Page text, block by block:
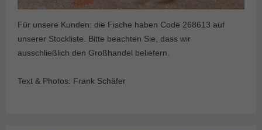
Für unsere Kunden: die Fische haben Code 268613 auf
unserer Stockliste. Bitte beachten Sie, dass wir
ausschließlich den Großhandel beliefern.
Text & Photos: Frank Schäfer